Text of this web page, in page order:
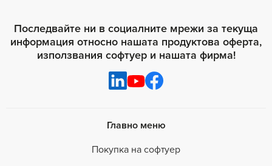
Последвайте ни в социалните мрежи за текуща
информация относно нашата продуктова оферта,
използвания софтуер и нашата фирма!
Главно меню
Покупка на софтуер